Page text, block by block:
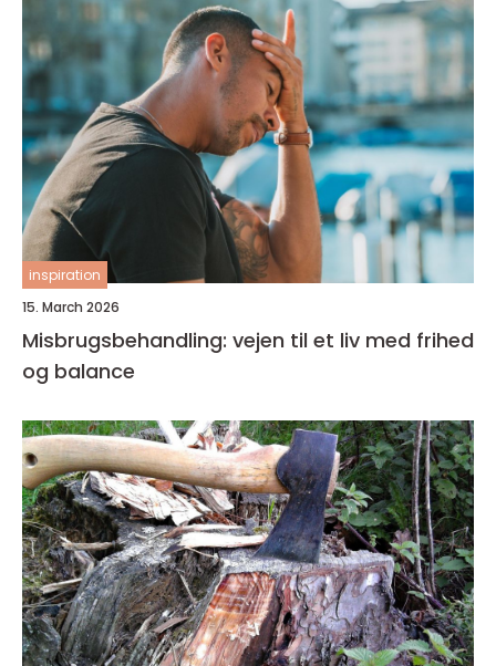
inspiration
15. March 2026
Misbrugsbehandling: vejen til et liv med frihed
og balance